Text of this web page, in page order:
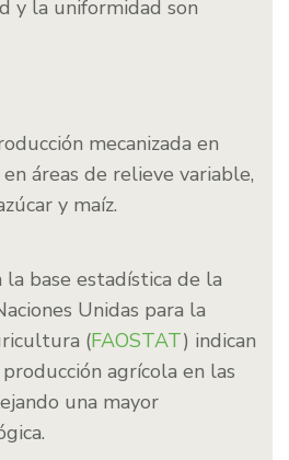
y la uniformidad son
mecanizada en
áreas de relieve variable,
y maíz.
base estadística de la
Unidas para la
(FAOSTAT) indican
agrícola en las
una mayor